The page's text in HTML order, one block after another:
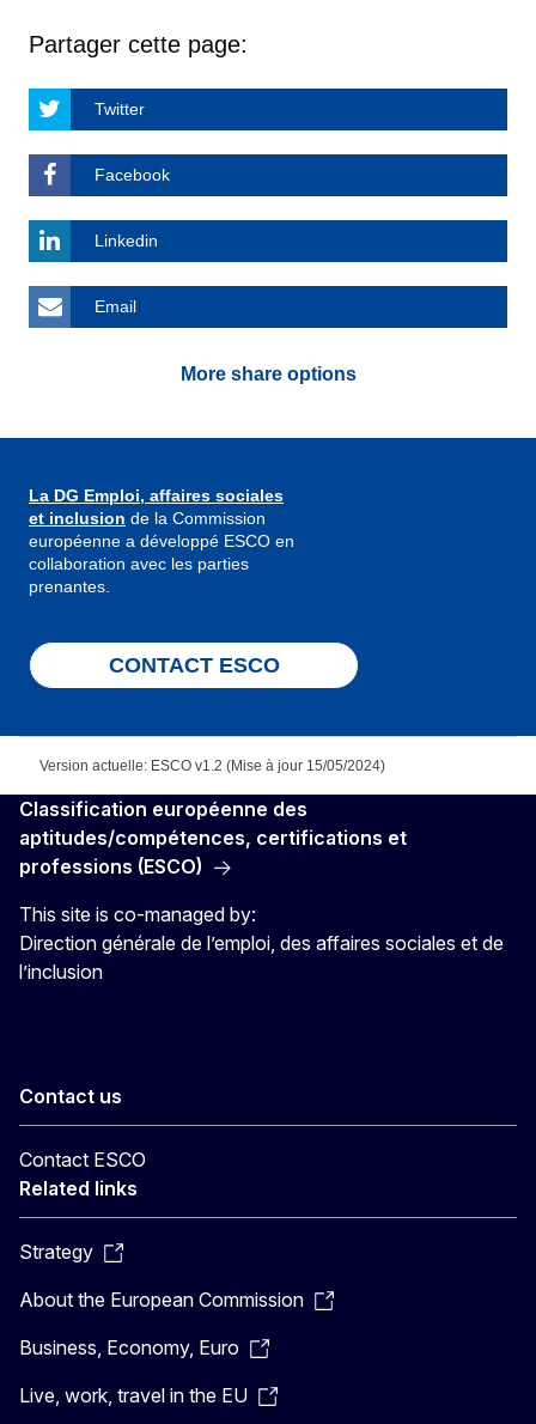
Partager cette page:
Twitter
Facebook
Linkedin
Email
More share options
La DG Emploi, affaires sociales
et inclusion de la Commission
européenne a développé ESCO en
collaboration avec les parties
prenantes.
CONTACT ESCO
Version actuelle: ESCO v1.2 (Mise à jour 15/05/2024)
Classification européenne des
aptitudes/compétences, certifications et
professions (ESCO)
This site is co-managed by:
Direction générale de l’emploi, des affaires sociales et de
l’inclusion
Contact us
Contact ESCO
Related links
Strategy
About the European Commission
Business, Economy, Euro
Live, work, travel in the EU